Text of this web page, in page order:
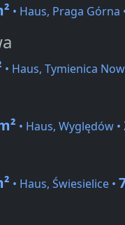
• Haus, Praga Górna
• Haus, Tymienica
• Haus, Wyględów •
• Haus, Świesielice •